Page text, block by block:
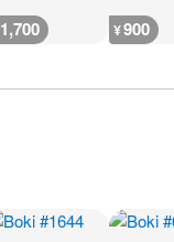
1,700 ¥900